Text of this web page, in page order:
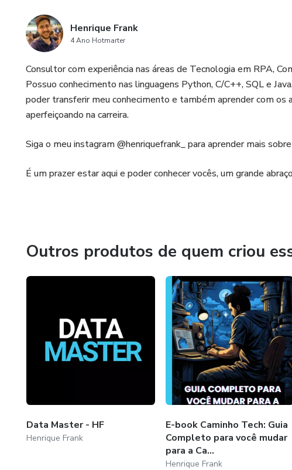
Henrique Frank
4 Ano Hotmarter
Consultor com experiência nas áreas de Tecnologia em RPA,
Possuo conhecimento nas linguagens Python, C/C++, SQL e
poder transferir meu conhecimento e também aprender com
aperfeiçoando na carreira.
Siga o meu instagram @henriquefrank_ para aprender mais
É um prazer estar aqui e poder conhecer vocês, um grande
Outros produtos de quem criou
Data Master - HF
Henrique Frank
E-book Caminho Tech: Guia
Completo para você mudar
para a Ca...
Henrique Frank